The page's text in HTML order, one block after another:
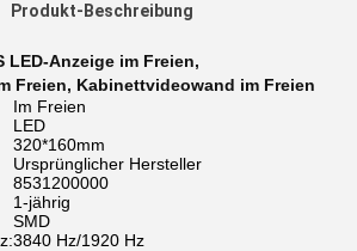
Produkt-Beschreibung
LED-Anzeige im Freien,
Freien, Kabinettvideowand im Freien
Im Freien
LED
320*160mm
Ursprünglicher Hersteller
8531200000
1-jährig
SMD
3840 Hz/1920 Hz